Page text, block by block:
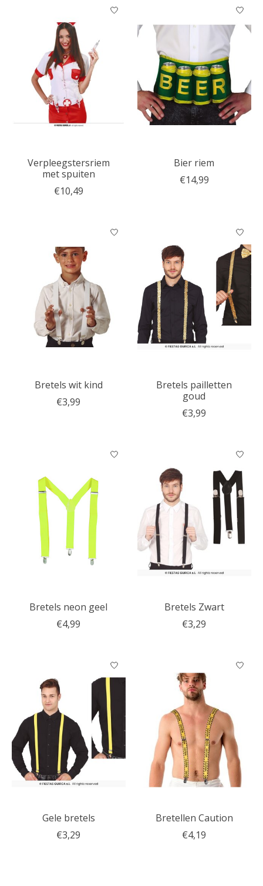
Verpleegstersriem
met spuiten
€10,49
Bier riem
€14,99
Bretels wit kind
€3,99
Bretels pailletten
goud
€3,99
Bretels neon geel
€4,99
Bretels Zwart
€3,29
Gele bretels
€3,29
Bretellen Caution
€4,19